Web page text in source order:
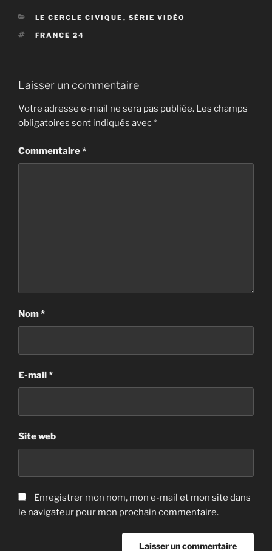
CATÉGORIES
LE CERCLE CIVIQUE , SÉRIE VIDÉO
ÉTIQUETTES
FRANCE 24
Laisser un commentaire
Votre adresse e-mail ne sera pas publiée. Les champs
obligatoires sont indiqués avec*
Commentaire*
Nom*
E-mail*
Site web
Enregistrer mon nom, mon e-mail et mon site dans
le navigateur pour mon prochain commentaire.